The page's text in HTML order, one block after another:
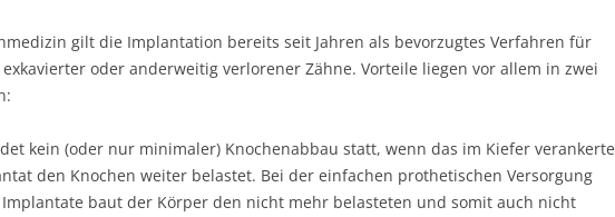
gilt die Implantation bereits seit Jahren als bevorzugtes Verfahren für
exkavierter oder anderweitig verlorener Zähne. Vorteile liegen vor allem in zwei
kein (oder nur minimaler) Knochenabbau statt, wenn das im Kiefer verankerte
den Knochen weiter belastet. Bei der einfachen prothetischen Versorgung
baut der Körper den nicht mehr belasteten und somit auch nicht